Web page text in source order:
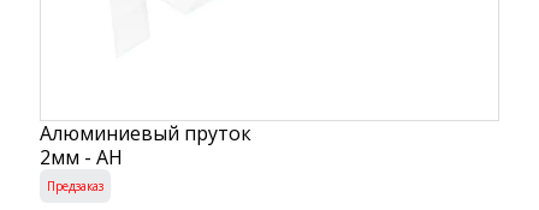
Алюминиевый пруток
2мм - АН
Предзаказ